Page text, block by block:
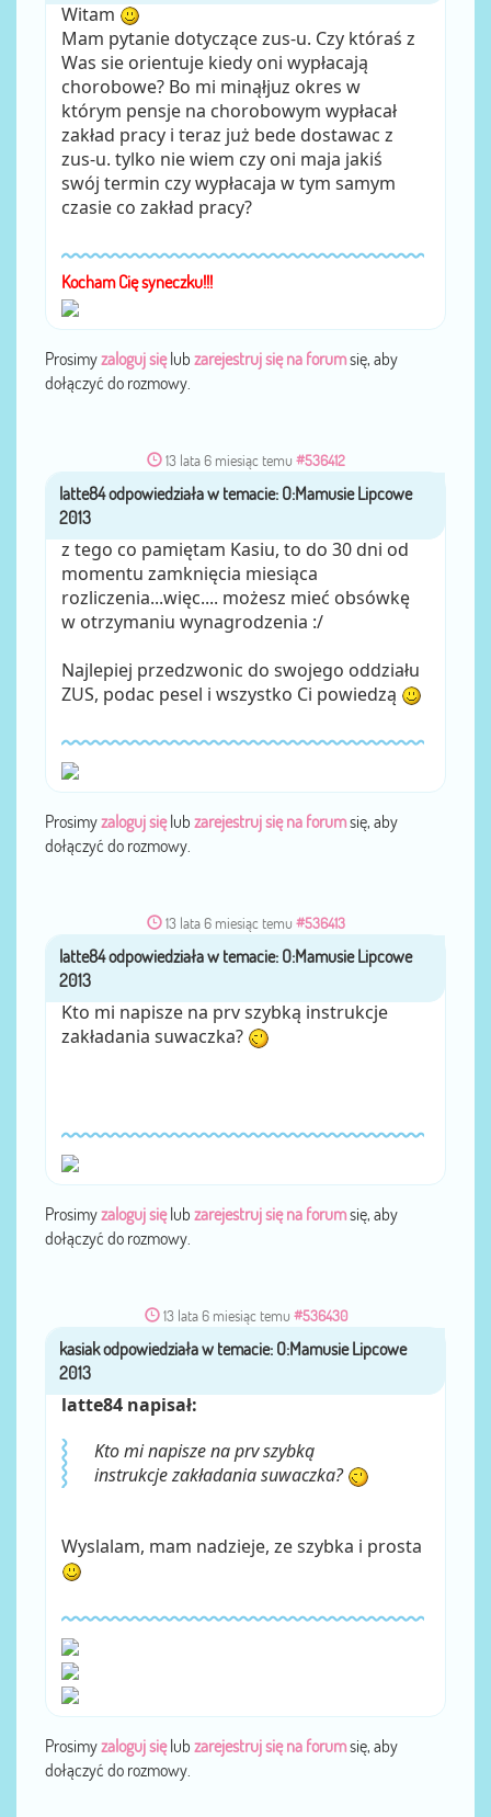
Witam
Mam pytanie dotyczące zus-u. Czy któraś z
Was sie orientuje kiedy oni wypłacają
chorobowe? Bo mi minąłjuz okres w
którym pensje na chorobowym wypłacał
zakład pracy i teraz już bede dostawac z
zus-u. tylko nie wiem czy oni maja jakiś
swój termin czy wypłacaja w tym samym
czasie co zakład pracy?
Kocham Cię syneczku!!!
Prosimyzaloguj sięlub zarejestruj się na forumsię, aby
dołączyć do rozmowy.
13 lata 6 miesiąc temu #536412
przezlatte84
z tego co pamiętam Kasiu, to do 30 dni od
momentu zamknięcia miesiąca
rozliczenia...więc.... możesz mieć obsówkę
w otrzymaniu wynagrodzenia :/
Najlepiej przedzwonic do swojego oddziału
ZUS, podac pesel i wszystko Ci powiedzą
Prosimyzaloguj sięlub zarejestruj się na forumsię, aby
dołączyć do rozmowy.
13 lata 6 miesiąc temu #536413
przezlatte84
Kto mi napisze na prv szybką instrukcje
zakładania suwaczka?
Prosimyzaloguj sięlub zarejestruj się na forumsię, aby
dołączyć do rozmowy.
13 lata 6 miesiąc temu #536430
przezkasiak
latte84 napisał:
Kto mi napisze na prv szybką
instrukcje zakładania suwaczka?
Wyslalam, mam nadzieje, ze szybka i prosta
Prosimyzaloguj sięlub zarejestruj się na forumsię, aby
dołączyć do rozmowy.